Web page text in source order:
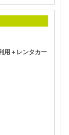
用＋レンタカー